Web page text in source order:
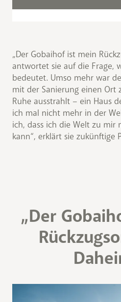
„Der Gobaihof ist mein
antwortet sie auf die Frage,
bedeutet. Umso mehr war
mit der Sanierung einen Ort
Ruhe ausstrahlt – ein Haus
ich mal nicht mehr in der
ich, dass ich die Welt zu mir
kann“, erklärt sie zukünftige
„Der